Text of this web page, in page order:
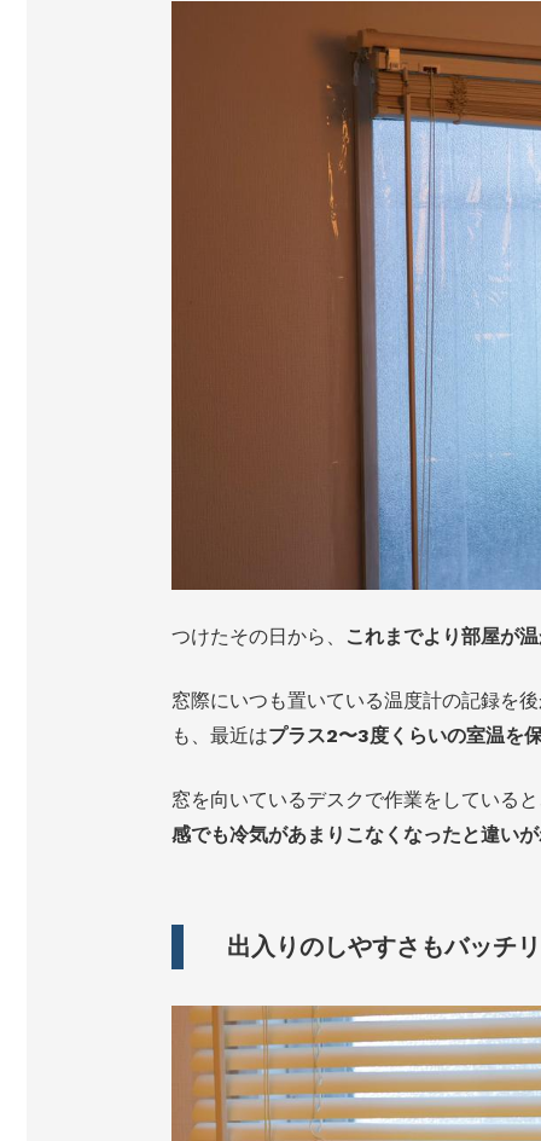
つけたその日から、 これまでより部屋が
窓際にいつも置いている温度計の記録を
も、最近はプラス2〜3度くらいの室温を
窓を向いているデスクで作業をしている
感でも冷気があまりこなくなったと違い
出入りのしやすさもバッチリ